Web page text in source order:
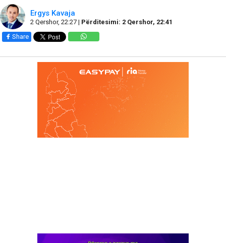
Ergys Kavaja
2 Qershor, 22:27 | Përditesimi: 2 Qershor, 22:41
Share